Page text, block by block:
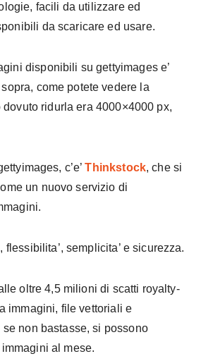
facili da utilizzare ed
da scaricare ed usare.
disponibili su gettyimages e’
come potete vedere la
dovuto ridurla era 4000×4000 px,
c’e’Thinkstock, che si
un nuovo servizio di
flessibilita’, semplicita’ e sicurezza.
oltre 4,5 milioni di scatti royalty-
immagini, file vettoriali e
non bastasse, si possono
al mese.